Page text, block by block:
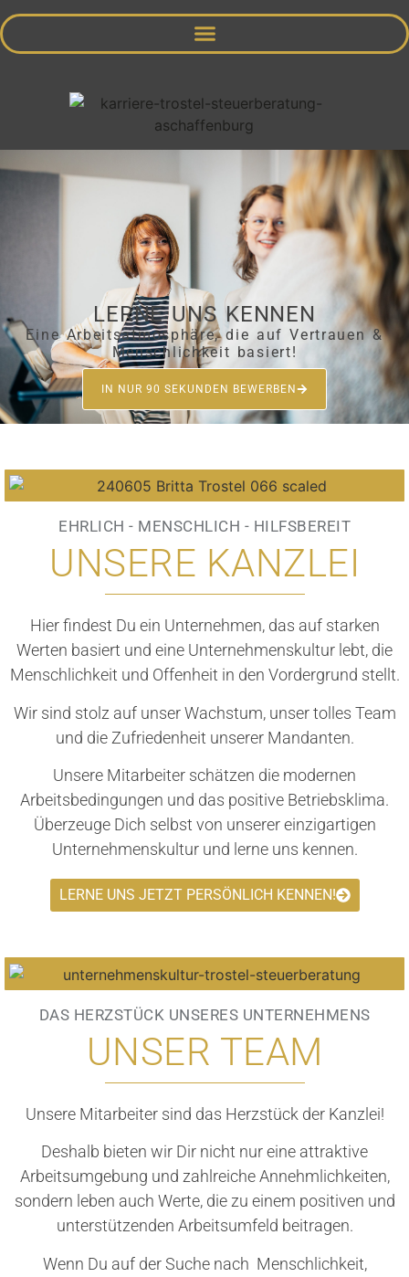
LERNE UNS KENNEN
Eine Arbeitsatmosphäre, die auf Vertrauen &
Menschlichkeit basiert!
IN NUR 90 SEKUNDEN BEWERBEN
EHRLICH - MENSCHLICH - HILFSBEREIT
UNSERE KANZLEI
Hier findest Du ein Unternehmen, das auf starken
Werten basiert und eine Unternehmenskultur lebt, die
Menschlichkeit und Offenheit in den Vordergrund stellt.
Wir sind stolz auf unser Wachstum, unser tolles Team
und die Zufriedenheit unserer Mandanten.
Unsere Mitarbeiter schätzen die modernen
Arbeitsbedingungen und das positive Betriebsklima.
Überzeuge Dich selbst von unserer einzigartigen
Unternehmenskultur und lerne uns kennen.
LERNE UNS JETZT PERSÖNLICH KENNEN!
DAS HERZSTÜCK UNSERES UNTERNEHMENS
UNSER TEAM
Unsere Mitarbeiter sind das Herzstück der Kanzlei!
Deshalb bieten wir Dir nicht nur eine attraktive
Arbeitsumgebung und zahlreiche Annehmlichkeiten,
sondern leben auch Werte, die zu einem positiven und
unterstützenden Arbeitsumfeld beitragen.
Wenn Du auf der Suche nach Menschlichkeit,